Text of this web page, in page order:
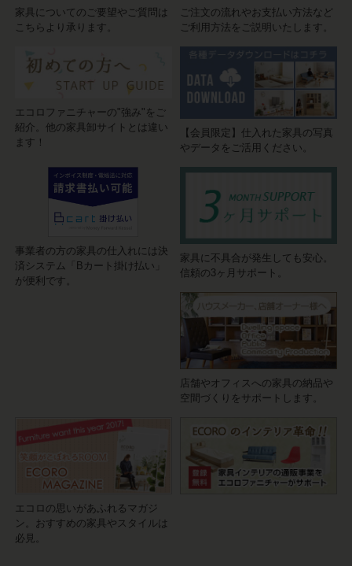
家具についてのご要望やご質問は
こちらより承ります。
ご注文の流れやお支払い方法など
ご利用方法をご説明いたします。
エコロファニチャーの"強み"をご
紹介。他の家具卸サイトとは違い
ます！
【会員限定】仕入れた家具の写真
やデータをご活用ください。
事業者の方の家具の仕入れには決
済システム「Bカート掛け払い」
が便利です。
家具に不具合が発生しても安心。
信頼の3ヶ月サポート。
店舗やオフィスへの家具の納品や
空間づくりをサポートします。
エコロの思いがあふれるマガジ
ン。おすすめの家具やスタイルは
必見。